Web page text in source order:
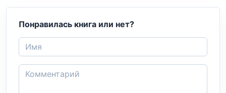
Понравилась книга или нет?